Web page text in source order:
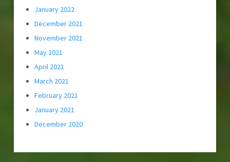
January 2022
December 2021
November 2021
May 2021
April 2021
March 2021
February 2021
January 2021
December 2020